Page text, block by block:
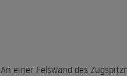
An einer Felswand des